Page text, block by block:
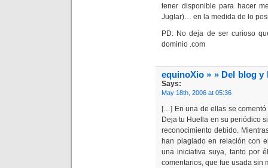
tener disponible para hacer
Juglar)… en la medida de lo
PD: No deja de ser curioso
dominio .com
equinoXio » » Del blog
Says:
May 18th, 2006 at 05:36
[…] En una de ellas se
Deja tu Huella en su periódico
reconocimiento debido.
han plagiado en relación con
una iniciativa suya, tanto por
comentarios, que fue usada sin